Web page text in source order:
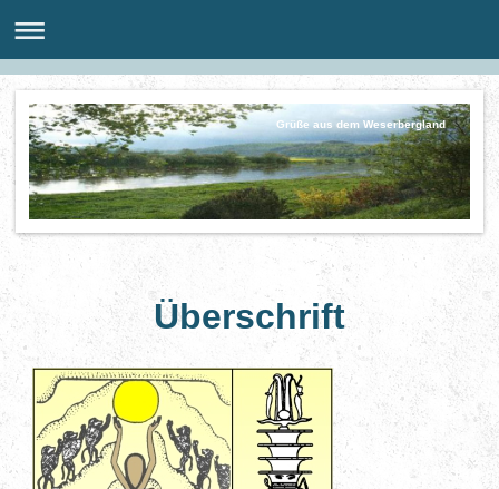
Grüße aus dem Weserbergland
Überschrift